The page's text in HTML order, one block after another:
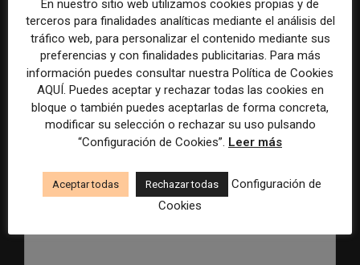
control para el uso de la
inteligencia artificial
cobertura periodística del
Mundial 2026
DEJA UNA RESPUESTA
En nuestro sitio web utilizamos cookies propias y de
terceros para finalidades analíticas mediante el análisis del
tráfico web, para personalizar el contenido mediante sus
preferencias y con finalidades publicitarias. Para más
información puedes consultar nuestra Política de Cookies
AQUÍ. Puedes aceptar y rechazar todas las cookies en
bloque o también puedes aceptarlas de forma concreta,
modificar su selección o rechazar su uso pulsando
“Configuración de Cookies”. Leer más
Aceptar todas Rechazar todas
Configuración de
Cookies